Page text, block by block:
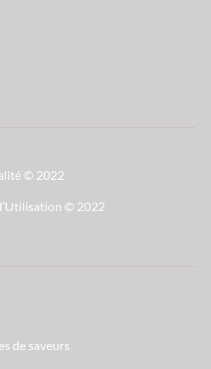
© 2022
© 2022
de saveurs